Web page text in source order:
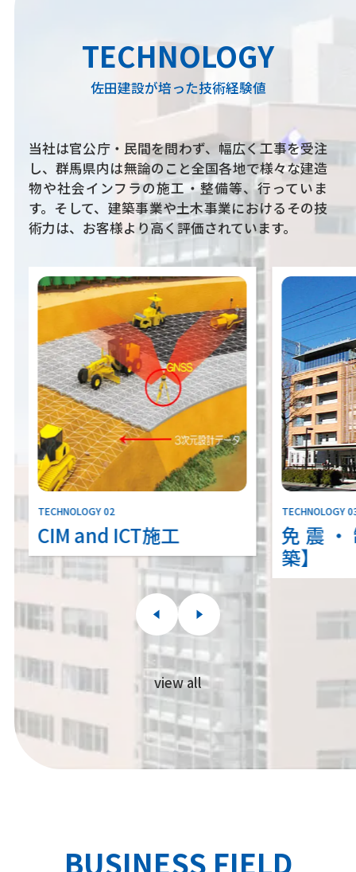
佐田建設が培った技術経験値
当社は官公庁・民間を問わず、幅広く工事を受注
し、群馬県内は無論のこと全国各地で様々な建造
物や社会インフラの施工・整備等、行っていま
す。そして、建築事業や土木事業におけるその技
術力は、お客様より高く評価されています。
TECHNOLOGY 02
CIM and ICT施工
TECHNOLOGY
免震
築】
view all